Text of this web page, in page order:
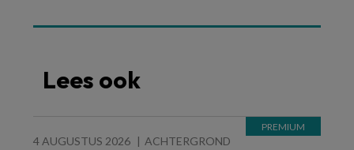
Lees ook
4 AUGUSTUS 2026 ACHTERGROND